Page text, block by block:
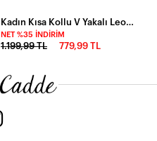
Kadın Kısa Kollu V Yakalı Leopar Desen Detaylı Viskon Bluz
NET %35 İNDIRIM
1.199,99 TL 779,99 TL